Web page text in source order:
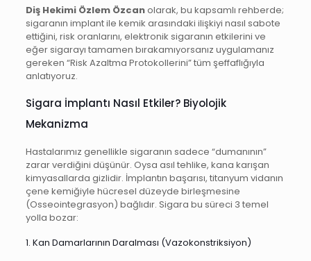
Diş Hekimi Özlem Özcanolarak, bu kapsamlı rehberde;
sigaranın implant ile kemik arasındaki ilişkiyi nasıl sabote
ettiğini, risk oranlarını, elektronik sigaranın etkilerini ve
eğer sigarayı tamamen bırakamıyorsanız uygulamanız
gereken “Risk Azaltma Protokollerini” tüm şeffaflığıyla
anlatıyoruz.
Sigara İmplantı Nasıl Etkiler? Biyolojik
Mekanizma
Hastalarımız genellikle sigaranın sadece “dumanının”
zarar verdiğini düşünür. Oysa asıl tehlike, kana karışan
kimyasallarda gizlidir. İmplantın başarısı, titanyum vidanın
çene kemiğiyle hücresel düzeyde birleşmesine
(Osseointegrasyon) bağlıdır. Sigara bu süreci 3 temel
yolla bozar:
1. Kan Damarlarının Daralması (Vazokonstriksiyon)